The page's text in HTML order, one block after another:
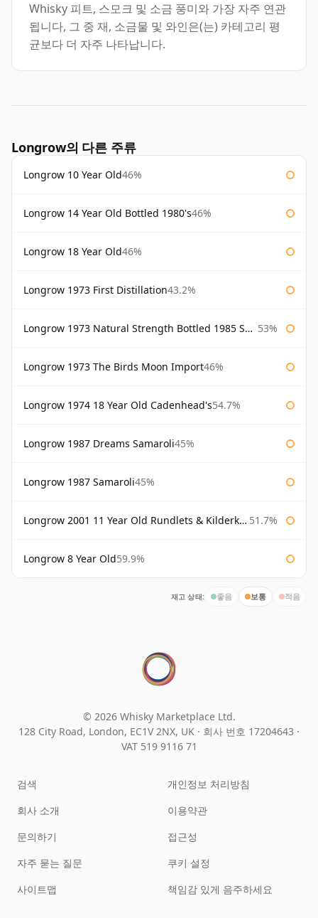
Whisky 피트, 스모크 및 소금 풍미와 가장 자주 연관
됩니다, 그 중 재, 소금물 및 와인은(는) 카테고리 평
균보다 더 자주 나타납니다.
Longrow의 다른 주류
Longrow 10 Year Old46%
Longrow 14 Year Old Bottled 1980's46%
Longrow 18 Year Old46%
Longrow 1973 First Distillation43.2%
Longrow 1973 Natural Strength Bottled 1985 Samaroli 53%
Longrow 1973 The Birds Moon Import46%
Longrow 1974 18 Year Old Cadenhead's54.7%
Longrow 1987 Dreams Samaroli45%
Longrow 1987 Samaroli45%
Longrow 2001 11 Year Old Rundlets & Kilderkins 51.7%
Longrow 8 Year Old59.9%
재고 상태: 좋음 보통 적음
© 2026 Whisky Marketplace Ltd.
128 City Road, London, EC1V 2NX, UK · 회사 번호 17204643 ·
VAT 519 9116 71
검색
회사 소개
문의하기
자주 묻는 질문
사이트맵
개인정보 처리방침
이용약관
접근성
쿠키 설정
책임감 있게 음주하세요